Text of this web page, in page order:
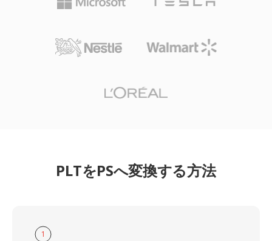
PLTをPSへ変換する方法
1